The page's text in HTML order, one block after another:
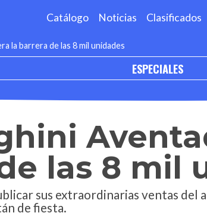
Catálogo Noticias Clasificados
la barrera de las 8 mil unidades
ESPECIALES
las 8 mil
sus extraordinarias ventas del
de fiesta.